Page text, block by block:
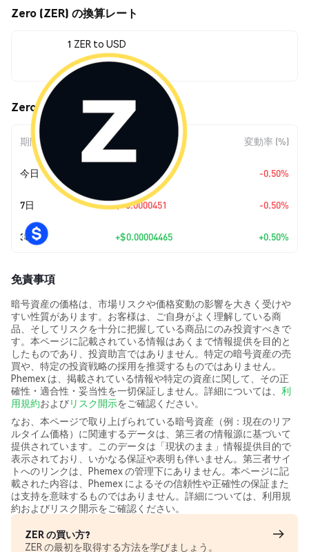
Zero (ZER) の換算レート
1 ZER to USD
$0.00897504
Zero (ZER) の価格変動
期間 変動率 (%)
今日 $-0.0000451 -0.50%
7日 $-0.0000451 -0.50%
30日 +$0.00004465 +0.50%
免責事項
暗号資産の価格は、市場リスクや価格変動の影響を大きく受けや
すい性質があります。お客様は、ご自身がよく理解している商
品、そしてリスクを十分に把握している商品にのみ投資すべきで
す。本ページに記載されている情報はあくまで情報提供を目的と
したものであり、投資助言ではありません。特定の暗号資産の売
買や、特定の投資戦略の採用を推奨するものではありません。
Phemex は、掲載されている情報や特定の資産に関して、その正
確性・適合性・妥当性を一切保証しません。詳細については、 利
用規約およびリスク開示をご確認ください。
なお、本ページで取り上げられている暗号資産（例：現在のリア
ルタイム価格）に関連するデータは、第三者の情報源に基づいて
提供されています。このデータは「現状のまま」情報提供目的で
表示されており、いかなる保証や表明も伴いません。第三者サイ
トへのリンクは、Phemex の管理下にありません。本ページに記
載された内容は、Phemex によるその信頼性や正確性の保証また
は支持を意味するものではありません。詳細については、利用規
約およびリスク開示をご確認ください。
ZER の買い方?
ZER の最初を取得する方法を学びましょう。